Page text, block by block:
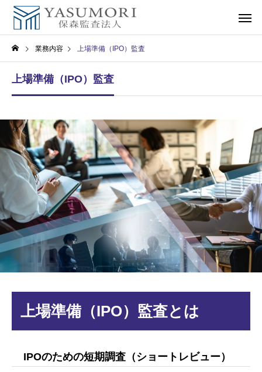
業務内容 上場準備（IPO）監査
上場準備（IPO）監査
上場準備（IPO）監査とは
IPOのための短期調査（ショートレビュー）